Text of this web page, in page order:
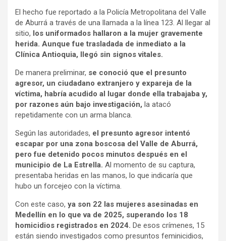
El hecho fue reportado a la Policía Metropolitana del Valle
de Aburrá a través de una llamada a la línea 123. Al llegar al
sitio, los uniformados hallaron a la mujer gravemente
herida. Aunque fue trasladada de inmediato a la
Clínica Antioquia, llegó sin signos vitales.
De manera preliminar, se conoció que el presunto
agresor, un ciudadano extranjero y expareja de la
víctima, habría acudido al lugar donde ella trabajaba y,
por razones aún bajo investigación, la atacó
repetidamente con un arma blanca.
Según las autoridades, el presunto agresor intentó
escapar por una zona boscosa del Valle de Aburrá,
pero fue detenido pocos minutos después en el
municipio de La Estrella. Al momento de su captura,
presentaba heridas en las manos, lo que indicaría que
hubo un forcejeo con la víctima.
Con este caso, ya son 22 las mujeres asesinadas en
Medellín en lo que va de 2025, superando los 18
homicidios registrados en 2024. De esos crímenes, 15
están siendo investigados como presuntos feminicidios,